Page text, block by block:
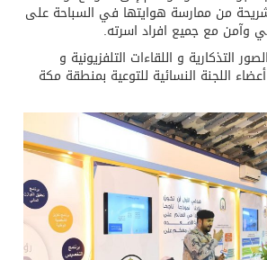
من ممارسة هوايتها في السباحة على
مع جميع افراد اسرته.
التذكارية و اللقاءات التلفزيونية و
اللجنة النسائية للتوعية بمنطقة مكة